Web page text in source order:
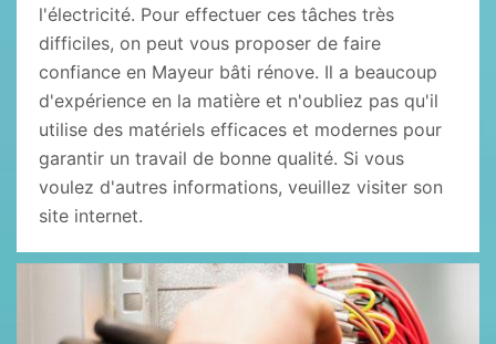
l'électricité. Pour effectuer ces tâches très
difficiles, on peut vous proposer de faire
confiance en Mayeur bâti rénove. Il a beaucoup
d'expérience en la matière et n'oubliez pas qu'il
utilise des matériels efficaces et modernes pour
garantir un travail de bonne qualité. Si vous
voulez d'autres informations, veuillez visiter son
site internet.